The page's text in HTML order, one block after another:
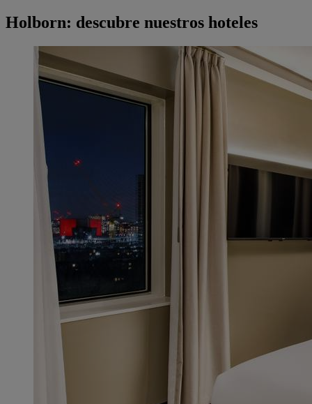
Holborn: descubre nuestros hoteles